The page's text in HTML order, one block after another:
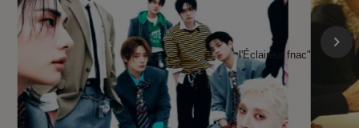
l'Éclaireur fnac">